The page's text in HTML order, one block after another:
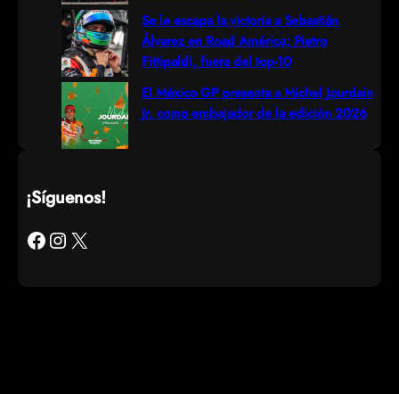
Se le escapa la victoria a Sebastián
Álvarez en Road América; Pietro
Fittipaldi, fuera del top-10
El México GP presenta a Michel Jourdain
Jr. como embajador de la edición 2026
¡Síguenos!
Facebook Instagram X